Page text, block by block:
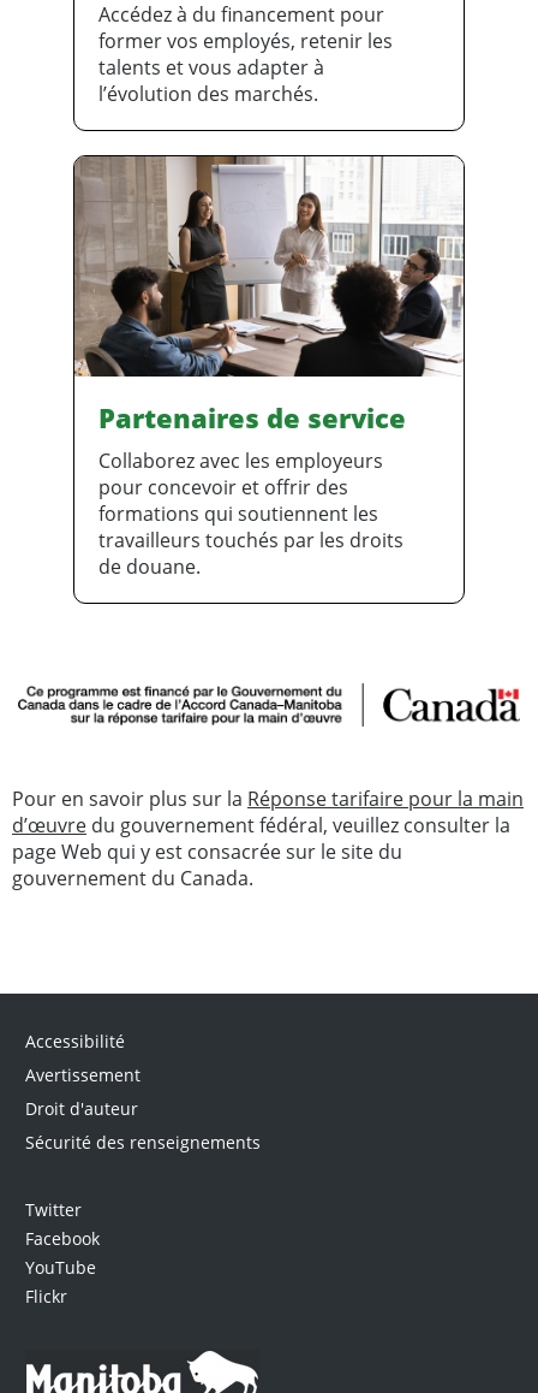
Accédez à du financement pour
former vos employés, retenir les
talents et vous adapter à
l’évolution des marchés.
Partenaires de service
Collaborez avec les employeurs
pour concevoir et offrir des
formations qui soutiennent les
travailleurs touchés par les droits
de douane.
Pour en savoir plus sur la Réponse tarifaire pour la main
d’œuvre du gouvernement fédéral, veuillez consulter la
page Web qui y est consacrée sur le site du
gouvernement du Canada.
Accessibilité
Avertissement
Droit d'auteur
Sécurité des renseignements
Twitter
Facebook
YouTube
Flickr